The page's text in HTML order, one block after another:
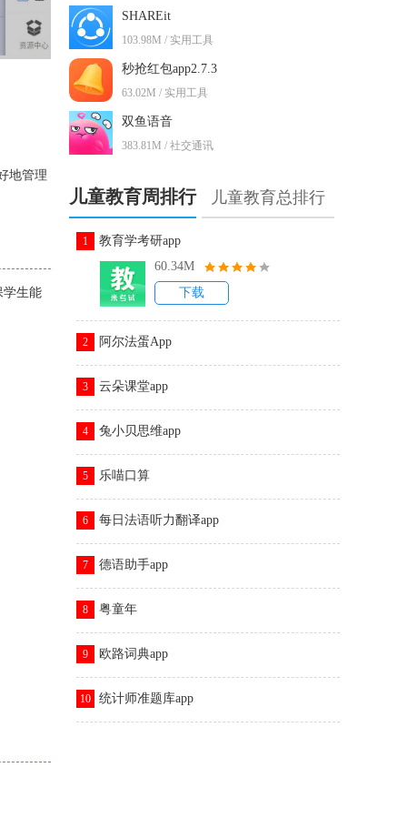
地管理
学生能
SHAREit
103.98M / 实用工具
秒抢红包app2.7.3
63.02M / 实用工具
双鱼语音
383.81M / 社交通讯
儿童教育周排行 儿童教育总排行
1
教育学考研app
60.34M
下载
2 阿尔法蛋App
3 云朵课堂app
4 兔小贝思维app
5 乐喵口算
6 每日法语听力翻译app
7 德语助手app
8 粤童年
9 欧路词典app
10 统计师准题库app